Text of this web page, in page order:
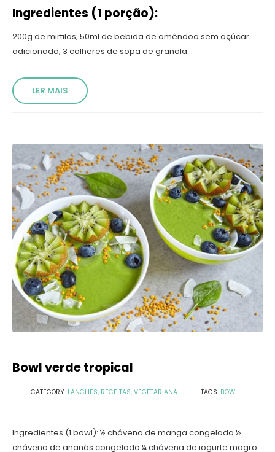
Ingredientes (1 porção):
200g de mirtilos; 50ml de bebida de amêndoa sem açúcar
adicionado; 3 colheres de sopa de granola...
LER MAIS
Bowl verde tropical
CATEGORY: LANCHES, RECEITAS, VEGETARIANA TAGS: BOWL
Ingredientes (1 bowl): ½ chávena de manga congelada ½
chávena de ananás congelado ¼ chávena de iogurte magro